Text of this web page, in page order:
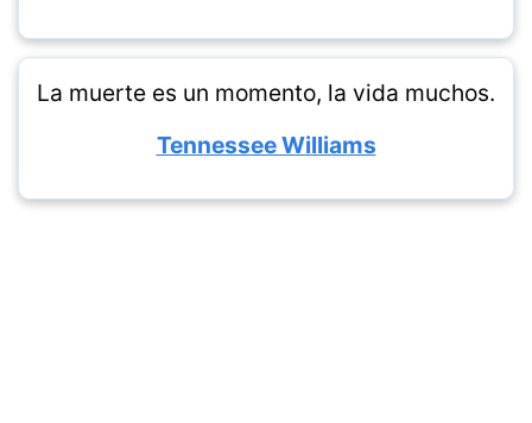
La muerte es un momento, la vida muchos.
Tennessee Williams